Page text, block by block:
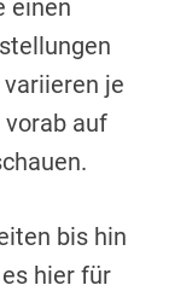
einen
je
vorab auf
bis hin
hier für